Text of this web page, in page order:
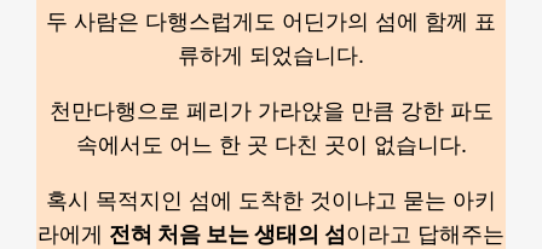
두 사람은 다행스럽게도 어딘가의 섬에 함께 표
류하게 되었습니다.
천만다행으로 페리가 가라앉을 만큼 강한 파도
속에서도 어느 한 곳 다친 곳이 없습니다.
혹시 목적지인 섬에 도착한 것이냐고 묻는 아키
라에게 전혀 처음 보는 생태의 섬 이라고 답해주는